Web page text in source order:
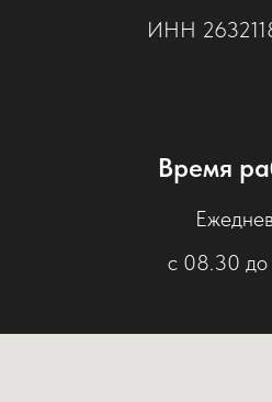
ИНН
Время
с 08.30 до